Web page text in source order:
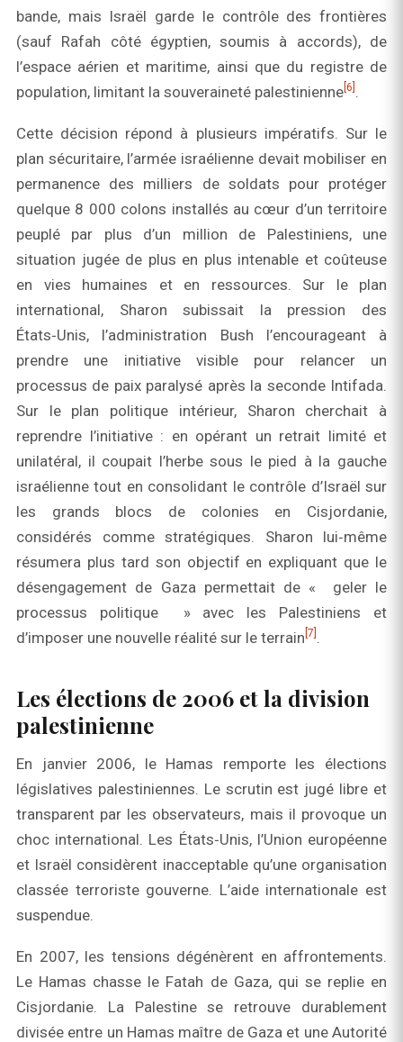
bande, mais Israël garde le contrôle des frontières
(sauf Rafah côté égyptien, soumis à accords), de
l’espace aérien et maritime, ainsi que du registre de
population, limitant la souveraineté palestinienne [6] .
Cette décision répond à plusieurs impératifs. Sur le
plan sécuritaire, l’armée israélienne devait mobiliser en
permanence des milliers de soldats pour protéger
quelque 8 000 colons installés au cœur d’un territoire
peuplé par plus d’un million de Palestiniens, une
situation jugée de plus en plus intenable et coûteuse
en vies humaines et en ressources. Sur le plan
international, Sharon subissait la pression des
États‑Unis, l’administration Bush l’encourageant à
prendre une initiative visible pour relancer un
processus de paix paralysé après la seconde Intifada.
Sur le plan politique intérieur, Sharon cherchait à
reprendre l’initiative : en opérant un retrait limité et
unilatéral, il coupait l’herbe sous le pied à la gauche
israélienne tout en consolidant le contrôle d’Israël sur
les grands blocs de colonies en Cisjordanie,
considérés comme stratégiques. Sharon lui‑même
résumera plus tard son objectif en expliquant que le
désengagement de Gaza permettait de « geler le
processus politique » avec les Palestiniens et
d’imposer une nouvelle réalité sur le terrain [7] .
Les élections de 2006 et la division
palestinienne
En janvier 2006, le Hamas remporte les élections
législatives palestiniennes. Le scrutin est jugé libre et
transparent par les observateurs, mais il provoque un
choc international. Les États‑Unis, l’Union européenne
et Israël considèrent inacceptable qu’une organisation
classée terroriste gouverne. L’aide internationale est
suspendue.
En 2007, les tensions dégénèrent en affrontements.
Le Hamas chasse le Fatah de Gaza, qui se replie en
Cisjordanie. La Palestine se retrouve durablement
divisée entre un Hamas maître de Gaza et une Autorité